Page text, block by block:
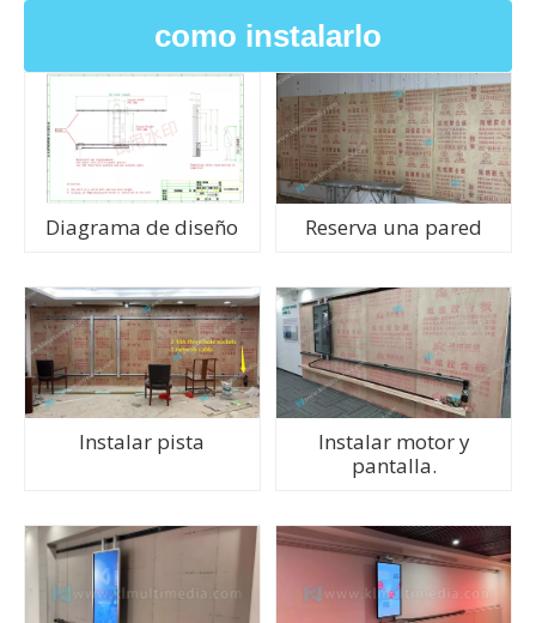
como instalarlo
Diagrama de diseño Reserva una pared
Instalar pista
Instalar motor y
pantalla.